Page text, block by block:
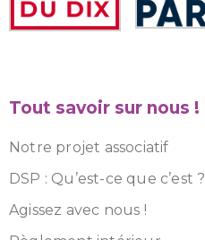
Tout savoir sur nous !
Notre projet associatif
DSP : Qu’est-ce que c’est ?
Agissez avec nous !